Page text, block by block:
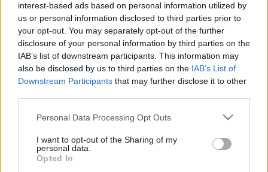
interest-based ads based on personal information utilized by
us or personal information disclosed to third parties prior to
your opt-out. You may separately opt-out of the further
disclosure of your personal information by third parties on the
IAB’s list of downstream participants. This information may
also be disclosed by us to third parties on the IAB’s List of
Downstream Participants that may further disclose it to other
Please note that this website/app uses one or more Google
not limited to your visit or usage behaviour. You may click to
grant or deny consent to Google and its third-party tags to
use your data for below specified purposes in below Google
Personal Data Processing Opt Outs
I want to opt-out of the Sharing of my
personal data.
Opted In
Radnay Csilla ígyemlékezika közös munkára: „az
elmúlt években az egyik legjobb hangulatú,
legkorrektebb munkámat, aSzakácskönyv a túléléshez
című előadást pont egy független csapattal, a Gólem
Színházzal csináltuk. Van egy-két csapat, amelyet
kimondottan mértékadónak, követendő
szellemiségűnek és felkészültségűnek tartok. Ezek a
éheztetve, maguk is a túlélésért küzdenek. Aki a tönk
szélén is ilyen jó hangulatot és kreatív
munkakörülményeket tud teremteni, az nagy dolgokra
”.